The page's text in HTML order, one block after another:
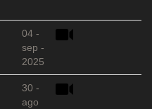
04 -
sep -
2025
30 -
ago